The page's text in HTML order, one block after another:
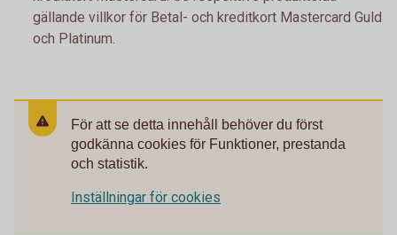
gällande villkor för Betal- och kreditkort Mastercard Guld
och Platinum.
För att se detta innehåll behöver du först
godkänna cookies för Funktioner, prestanda
och statistik.
Inställningar för cookies